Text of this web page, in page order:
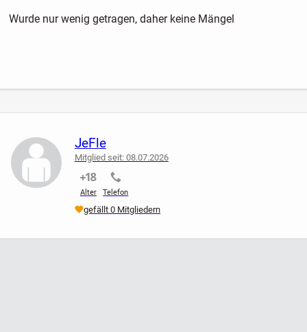
Wurde nur wenig getragen, daher keine Mängel
JeFle
Mitglied seit: 08.07.2026
Alter
nicht verifiziert
Telefon
nicht verifiziert
gefällt 0 Mitgliedern